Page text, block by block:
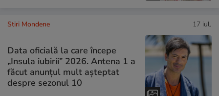
Stiri Mondene 17 iul.
Data oficială la care începe
„Insula iubirii” 2026. Antena 1 a
făcut anunțul mult așteptat
despre sezonul 10